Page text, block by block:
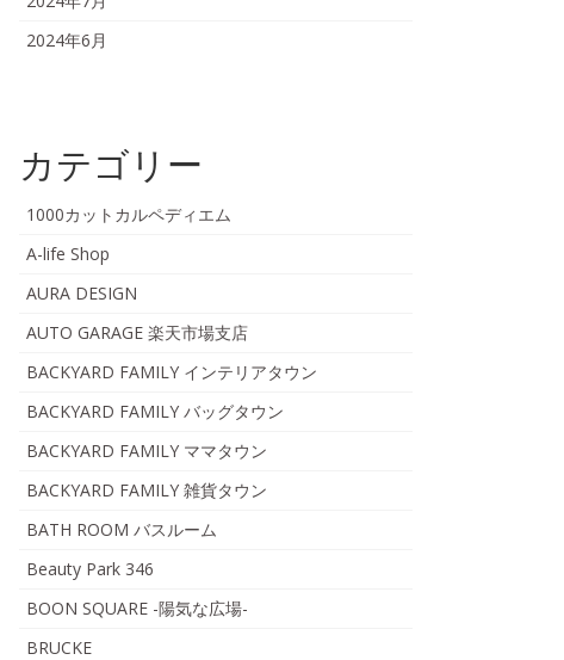
2024年6月
カテゴリー
1000カットカルペディエム
A-life Shop
AURA DESIGN
AUTO GARAGE 楽天市場支店
BACKYARD FAMILY インテリアタウン
BACKYARD FAMILY バッグタウン
BACKYARD FAMILY ママタウン
BACKYARD FAMILY 雑貨タウン
BATH ROOM バスルーム
Beauty Park 346
BOON SQUARE -陽気な広場-
BRUCKE